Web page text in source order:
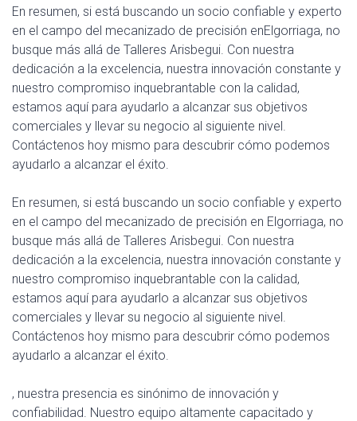
En resumen, si está buscando un socio confiable y experto
en el campo del mecanizado de precisión enElgorriaga, no
busque más allá de Talleres Arisbegui. Con nuestra
dedicación a la excelencia, nuestra innovación constante y
nuestro compromiso inquebrantable con la calidad,
estamos aquí para ayudarlo a alcanzar sus objetivos
comerciales y llevar su negocio al siguiente nivel.
Contáctenos hoy mismo para descubrir cómo podemos
ayudarlo a alcanzar el éxito.
En resumen, si está buscando un socio confiable y experto
en el campo del mecanizado de precisión en Elgorriaga, no
busque más allá de Talleres Arisbegui. Con nuestra
dedicación a la excelencia, nuestra innovación constante y
nuestro compromiso inquebrantable con la calidad,
estamos aquí para ayudarlo a alcanzar sus objetivos
comerciales y llevar su negocio al siguiente nivel.
Contáctenos hoy mismo para descubrir cómo podemos
ayudarlo a alcanzar el éxito.
, nuestra presencia es sinónimo de innovación y
confiabilidad. Nuestro equipo altamente capacitado y